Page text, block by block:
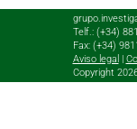
Telf.: (+34)
Fax: (+34)
Aviso legal
Copyright